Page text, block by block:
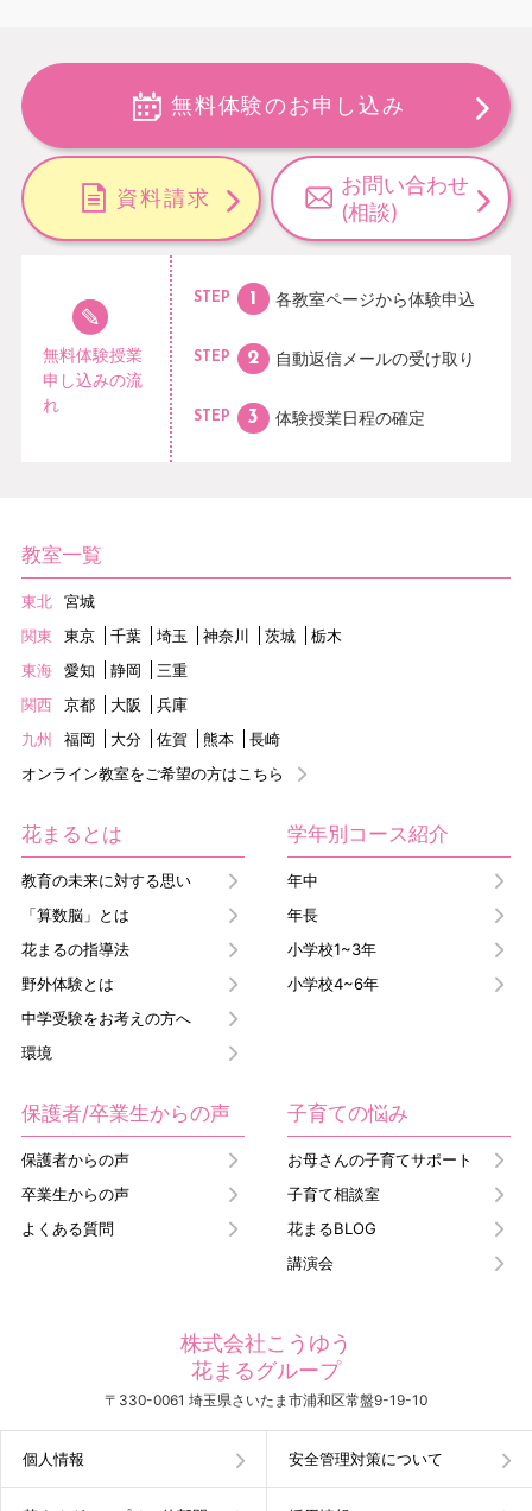
無料体験のお申し込み
資料請求
お問い合わせ
(相談)
無料体験授業
申し込みの流
れ
STEP 各教室ページから体験申込
STEP 自動返信メールの受け取り
STEP 体験授業日程の確定
教室一覧
東北
宮城
関東
東京 千葉 埼玉 神奈川 茨城
栃木
東海
愛知 静岡
三重
関西
京都 大阪
兵庫
九州
福岡 大分 佐賀 熊本
長崎
オンライン教室をご希望の方はこちら
花まるとは
教育の未来に対する思い
「算数脳」とは
花まるの指導法
野外体験とは
中学受験をお考えの方へ
環境
学年別コース紹介
年中
年長
小学校1~3年
小学校4~6年
保護者/卒業生からの声
保護者からの声
卒業生からの声
よくある質問
子育ての悩み
お母さんの子育てサポート
子育て相談室
花まるBLOG
講演会
株式会社こうゆう
花まるグループ
〒330-0061 埼玉県さいたま市浦和区常盤9-19-10
個人情報 安全管理対策について